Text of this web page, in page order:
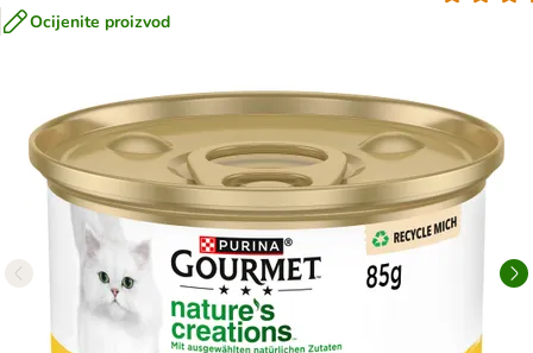
Ocijenite proizvod